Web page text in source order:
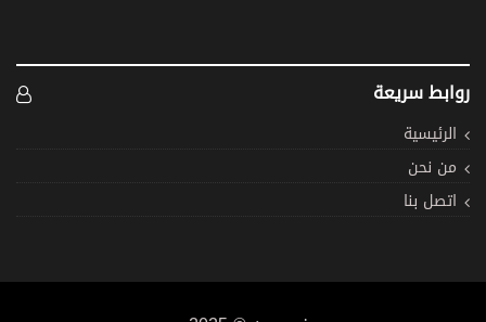
روابط سريعة
الرئيسية
من نحن
اتصل بنا